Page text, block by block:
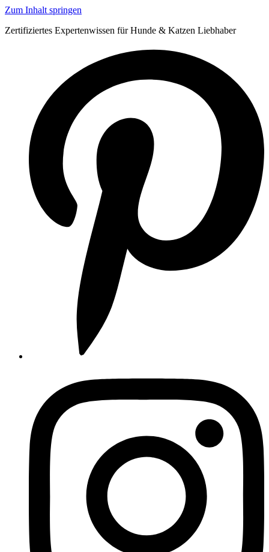
Zum Inhalt springen
Zertifiziertes Expertenwissen für Hunde & Katzen Liebhaber